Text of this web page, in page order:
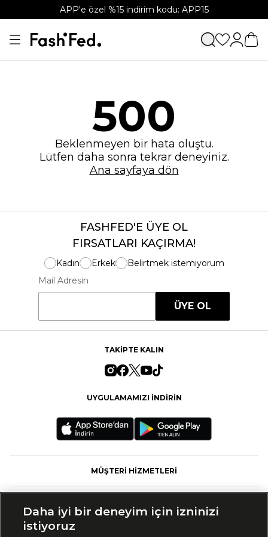
APP'e özel %15 indirim kodu: APP15
500
Beklenmeyen bir hata oluştu.
Lütfen daha sonra tekrar deneyiniz.
Ana sayfaya dön
FASHFED'E ÜYE OL
FIRSATLARI KAÇIRMA!
Kadın Erkek
Belirtmek istemiyorum
Mail Adresin
ÜYE OL
TAKİPTE KALIN
UYGULAMAMIZI İNDİRİN
MÜŞTERİ HİZMETLERİ
Daha iyi bir deneyim için izninizi
istiyoruz